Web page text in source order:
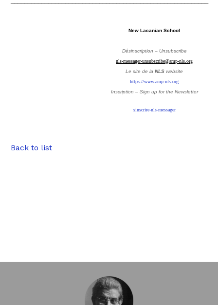
New Lacanian School
Désinscription – Unsubscribe
nls-messager-unsubscribe@amp-nls.org
Le site de laNLS website
https://www.amp-nls.org
Inscription – Sign up for the Newsletter
sinscrire-nls-messager
Back to list